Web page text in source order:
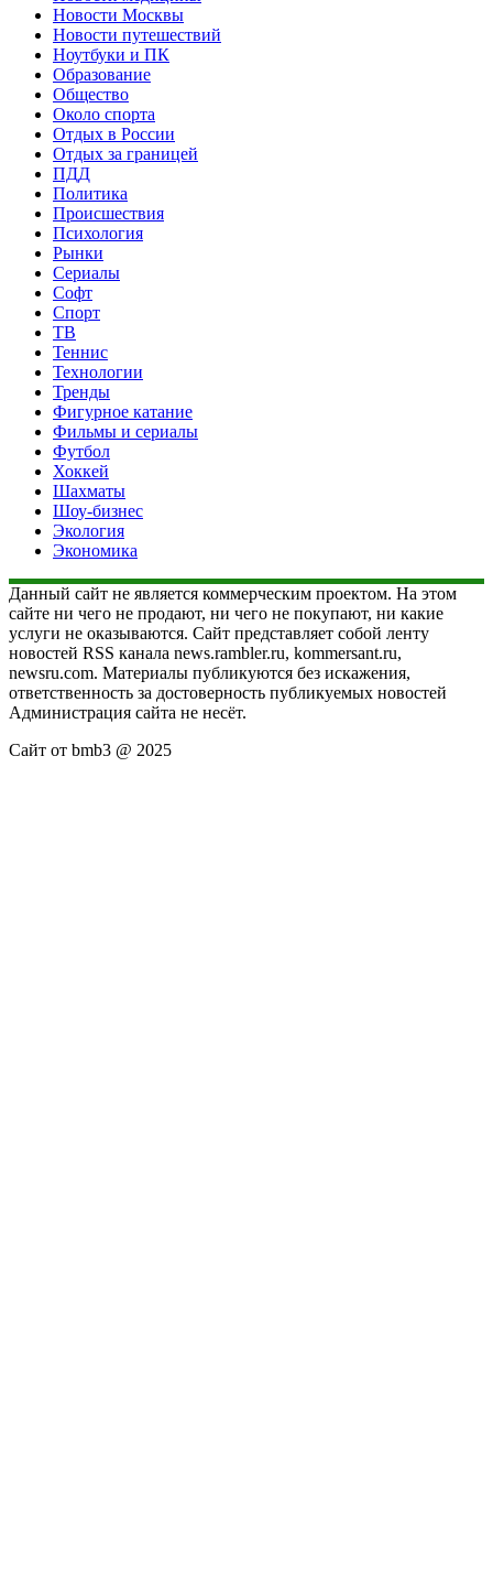
Новости Москвы
Новости путешествий
Ноутбуки и ПК
Образование
Общество
Около спорта
Отдых в России
Отдых за границей
ПДД
Политика
Происшествия
Психология
Рынки
Сериалы
Софт
Спорт
ТВ
Теннис
Технологии
Тренды
Фигурное катание
Фильмы и сериалы
Футбол
Хоккей
Шахматы
Шоу-бизнес
Экология
Экономика
Данный сайт не является коммерческим проектом. На этом
сайте ни чего не продают, ни чего не покупают, ни какие
услуги не оказываются. Сайт представляет собой ленту
новостей RSS канала news.rambler.ru, kommersant.ru,
newsru.com. Материалы публикуются без искажения,
ответственность за достоверность публикуемых новостей
Администрация сайта не несёт.
Сайт от bmb3 @ 2025